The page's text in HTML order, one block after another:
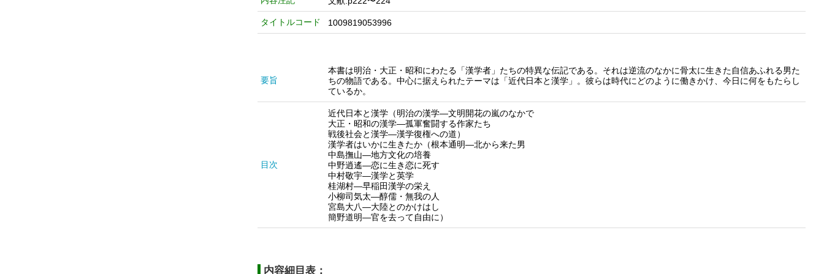
タイトルコード 1009819053996
要旨
本書は明治・大正・昭和にわたる「漢学者」たちの特異な伝記である。それは逆流のなかに骨太に生きた自信あふれる男た
ちの物語である。中心に据えられたテーマは「近代日本と漢学」。彼らは時代にどのように働きかけ、今日に何をもたらし
ているか。
目次
近代日本と漢学（明治の漢学―文明開花の嵐のなかで
大正・昭和の漢学―孤軍奮闘する作家たち
戦後社会と漢学―漢学復権への道）
漢学者はいかに生きたか（根本通明―北から来た男
中島撫山―地方文化の培養
中野逍遙―恋に生き恋に死す
中村敬宇―漢学と英学
桂湖村―早稲田漢学の栄え
小柳司気太―醇儒・無我の人
宮島大八―大陸とのかけはし
簡野道明―官を去って自由に）
内容細目表：